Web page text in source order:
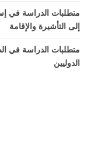
إلى التأشيرة والإقامة
الدوليين